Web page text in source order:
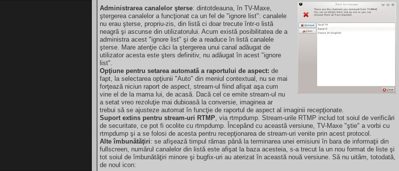
Administrarea canalelor şterse: dintotdeauna, în TV-Maxe,
ştergerea canalelor a funcţionat ca un fel de "ignore list": canalele
nu erau şterse, propriu-zis, din listă ci doar trecute într-o listă
neagră şi ascunse din utilizatorului. Acum există posibilitatea de a
administra acest "ignore list" şi de a readuce în listă canalele
şterse. Mare atenţie căci la ştergerea unui canal adăugat de
utilizator acesta este şters definitiv, nu adăugat în acest "ignore
list".
Opţiune pentru setarea automată a raportului de aspect: de
fapt, la selectarea opţiunii "Auto" din meniul contextual, nu se mai
forţează niciun raport de aspect, stream-ul fiind afişat aşa cum
vine el de la mama lui, de acasă. Dacă cel ce emite stream-ul nu
a setat vreo rezoluţie mai dubioasă la conversie, imaginea ar
trebui să se ajusteze automat în funcţie de raportul de aspect al imaginii recepţionate.
Suport extins pentru stream-uri RTMP, via rtmpdump. Stream-urile RTMP includ tot soiul de verificări
de securitate, ce pot fi ocolite cu rtmpdump. Începând cu această versiune, TV-Maxe "ştie" a vorbi cu
rtmpdump şi a se folosi de acesta pentru recepţionarea de stream-uri venite prin acest protocol.
Alte îmbunătăţiri: se afişează timpul rămas până la terminarea unei emisiuni în bara de informaţii din
fullscreen, numărul canalelor din listă este afişat la baza acesteia, s-a trecut la un nou format de liste şi
tot soiul de îmbunătăţiri minore şi bugfix-uri au aterizat în această nouă versiune. Să nu uităm, totodată,
de noul icon: